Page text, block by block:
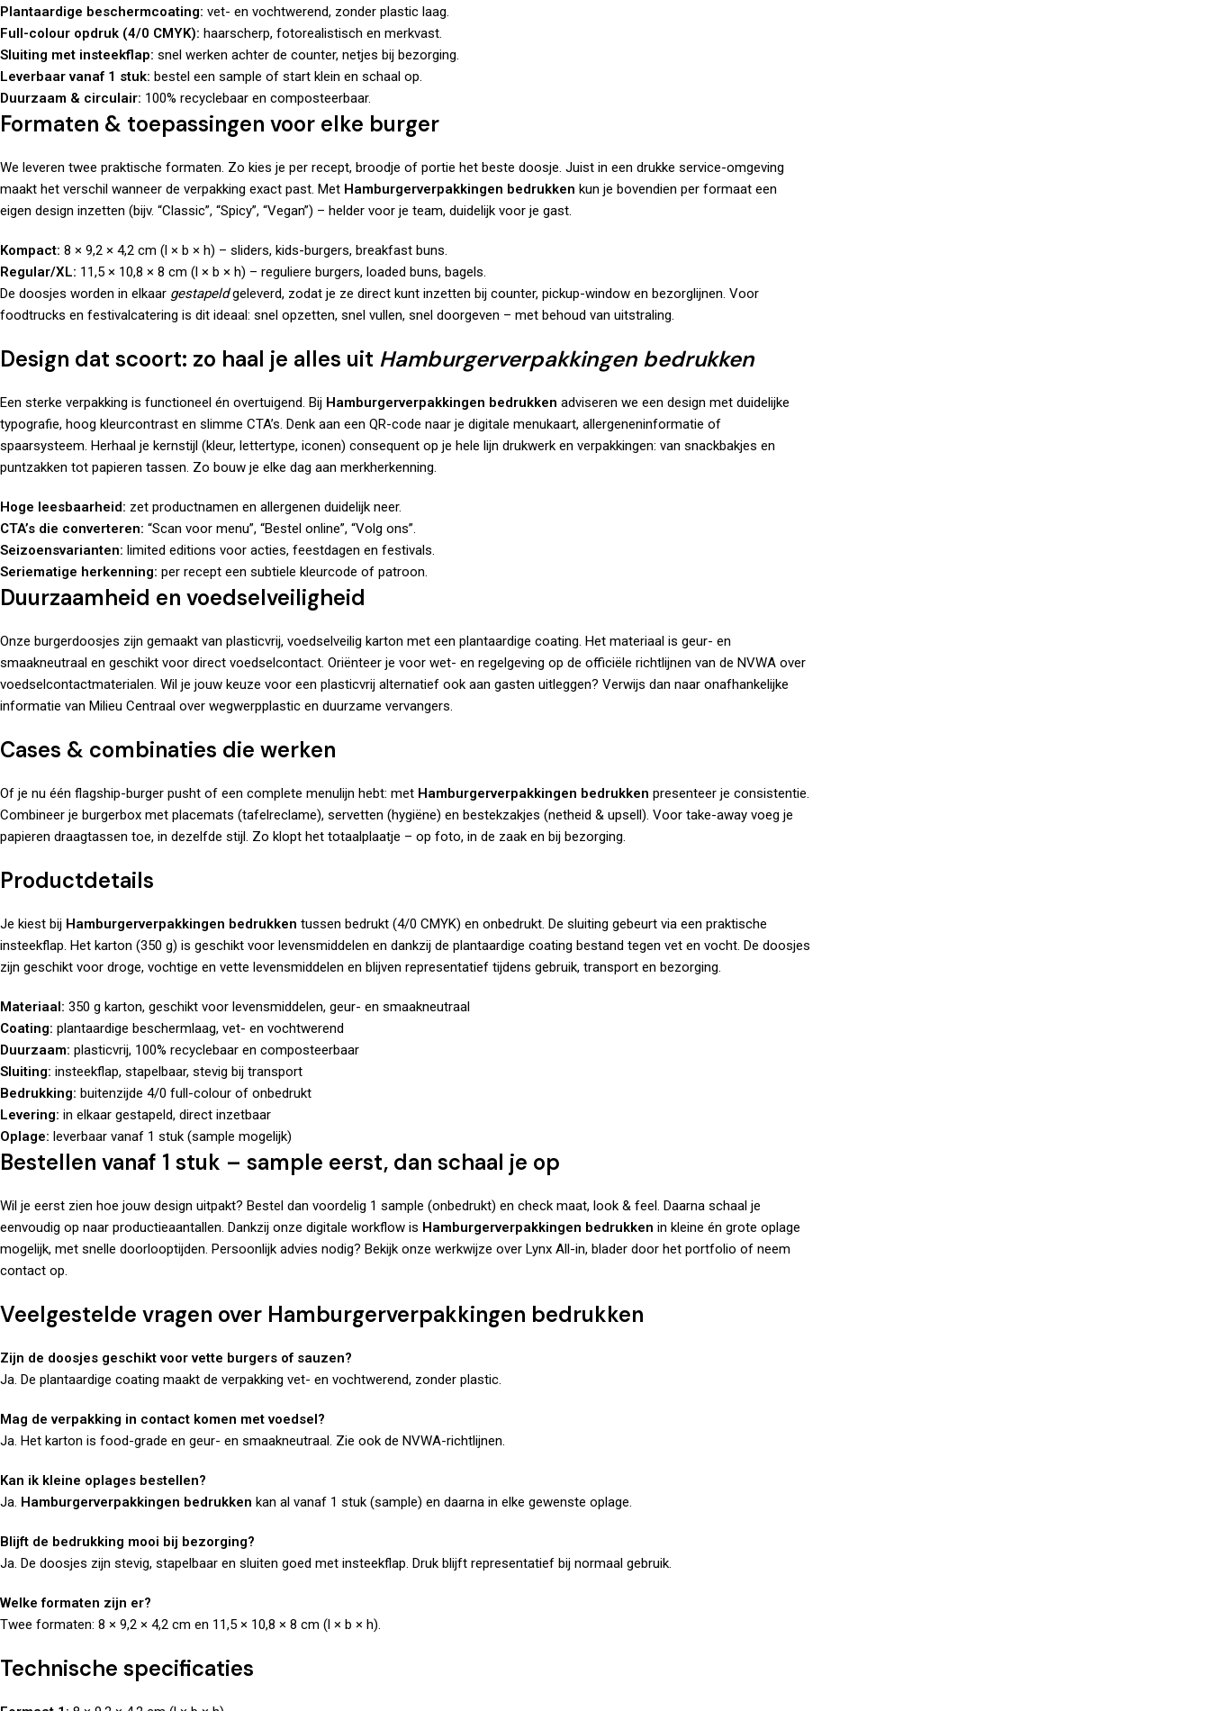
Plantaardige beschermcoating: vet- en vochtwerend, zonder plastic laag.
Full-colour opdruk (4/0 CMYK): haarscherp, fotorealistisch en merkvast.
Sluiting met insteekflap: snel werken achter de counter, netjes bij bezorging.
Leverbaar vanaf 1 stuk: bestel een sample of start klein en schaal op.
Duurzaam & circulair: 100% recyclebaar en composteerbaar.
Formaten & toepassingen voor elke burger
We leveren twee praktische formaten. Zo kies je per recept, broodje of portie het beste doosje. Juist in een drukke service-omgeving
maakt het verschil wanneer de verpakking exact past. Met Hamburgerverpakkingen bedrukken kun je bovendien per formaat een
eigen design inzetten (bijv. “Classic”, “Spicy”, “Vegan”) – helder voor je team, duidelijk voor je gast.
Kompact: 8 × 9,2 × 4,2 cm (l × b × h) – sliders, kids-burgers, breakfast buns.
Regular/XL: 11,5 × 10,8 × 8 cm (l × b × h) – reguliere burgers, loaded buns, bagels.
De doosjes worden in elkaar gestapeldgeleverd, zodat je ze direct kunt inzetten bij counter, pickup-window en bezorglijnen. Voor
foodtrucks en festivalcatering is dit ideaal: snel opzetten, snel vullen, snel doorgeven – met behoud van uitstraling.
Design dat scoort: zo haal je alles uit Hamburgerverpakkingen bedrukken
Een sterke verpakking is functioneel én overtuigend. Bij Hamburgerverpakkingen bedrukken adviseren we een design met duidelijke
typografie, hoog kleurcontrast en slimme CTA’s. Denk aan een QR-code naar je digitale menukaart, allergeneninformatie of
spaarsysteem. Herhaal je kernstijl (kleur, lettertype, iconen) consequent op je hele lijn drukwerk en verpakkingen: van snackbakjes en
puntzakken tot papieren tassen. Zo bouw je elke dag aan merkherkenning.
Hoge leesbaarheid: zet productnamen en allergenen duidelijk neer.
CTA’s die converteren: “Scan voor menu”, “Bestel online”, “Volg ons”.
Seizoensvarianten: limited editions voor acties, feestdagen en festivals.
Seriematige herkenning: per recept een subtiele kleurcode of patroon.
Duurzaamheid en voedselveiligheid
Onze burgerdoosjes zijn gemaakt van plasticvrij, voedselveilig karton met een plantaardige coating. Het materiaal is geur- en
smaakneutraal en geschikt voor direct voedselcontact. Oriënteer je voor wet- en regelgeving op de officiële richtlijnen van de NVWA over
voedselcontactmaterialen. Wil je jouw keuze voor een plasticvrij alternatief ook aan gasten uitleggen? Verwijs dan naar onafhankelijke
informatie van Milieu Centraal over wegwerpplastic en duurzame vervangers.
Cases & combinaties die werken
Of je nu één flagship-burger pusht of een complete menulijn hebt: met Hamburgerverpakkingen bedrukken presenteer je consistentie.
Combineer je burgerbox met placemats (tafelreclame), servetten (hygiëne) en bestekzakjes (netheid & upsell). Voor take-away voeg je
papieren draagtassen toe, in dezelfde stijl. Zo klopt het totaalplaatje – op foto, in de zaak en bij bezorging.
Productdetails
Je kiest bij Hamburgerverpakkingen bedrukken tussen bedrukt (4/0 CMYK) en onbedrukt. De sluiting gebeurt via een praktische
insteekflap. Het karton (350 g) is geschikt voor levensmiddelen en dankzij de plantaardige coating bestand tegen vet en vocht. De doosjes
zijn geschikt voor droge, vochtige en vette levensmiddelen en blijven representatief tijdens gebruik, transport en bezorging.
Materiaal: 350 g karton, geschikt voor levensmiddelen, geur- en smaakneutraal
Coating: plantaardige beschermlaag, vet- en vochtwerend
Duurzaam: plasticvrij, 100% recyclebaar en composteerbaar
Sluiting: insteekflap, stapelbaar, stevig bij transport
Bedrukking: buitenzijde 4/0 full-colour of onbedrukt
Levering: in elkaar gestapeld, direct inzetbaar
Oplage: leverbaar vanaf 1 stuk (sample mogelijk)
Bestellen vanaf 1 stuk – sample eerst, dan schaal je op
Wil je eerst zien hoe jouw design uitpakt? Bestel dan voordelig 1 sample (onbedrukt) en check maat, look & feel. Daarna schaal je
eenvoudig op naar productieaantallen. Dankzij onze digitale workflow is Hamburgerverpakkingen bedrukken in kleine én grote oplage
mogelijk, met snelle doorlooptijden. Persoonlijk advies nodig? Bekijk onze werkwijze over Lynx All-in, blader door het portfolio of neem
contact op.
Veelgestelde vragen over Hamburgerverpakkingen bedrukken
Zijn de doosjes geschikt voor vette burgers of sauzen?
Ja. De plantaardige coating maakt de verpakking vet- en vochtwerend, zonder plastic.
Mag de verpakking in contact komen met voedsel?
Ja. Het karton is food-grade en geur- en smaakneutraal. Zie ook de NVWA-richtlijnen.
Kan ik kleine oplages bestellen?
Ja. Hamburgerverpakkingen bedrukken kan al vanaf 1 stuk (sample) en daarna in elke gewenste oplage.
Blijft de bedrukking mooi bij bezorging?
Ja. De doosjes zijn stevig, stapelbaar en sluiten goed met insteekflap. Druk blijft representatief bij normaal gebruik.
Welke formaten zijn er?
Twee formaten: 8 × 9,2 × 4,2 cm en 11,5 × 10,8 × 8 cm (l × b × h).
Technische specificaties